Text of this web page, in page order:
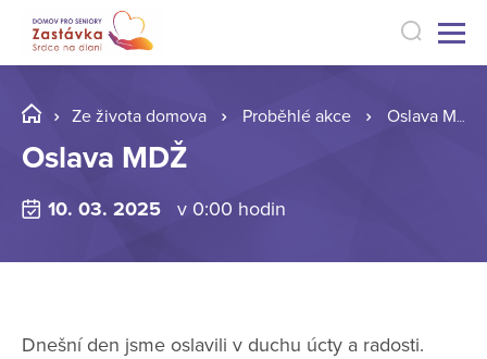
Ze života domova Proběhlé akce Oslava MDŽ
Oslava MDŽ
10. 03. 2025 v 0:00 hodin
Dnešní den jsme oslavili v duchu úcty a radosti.